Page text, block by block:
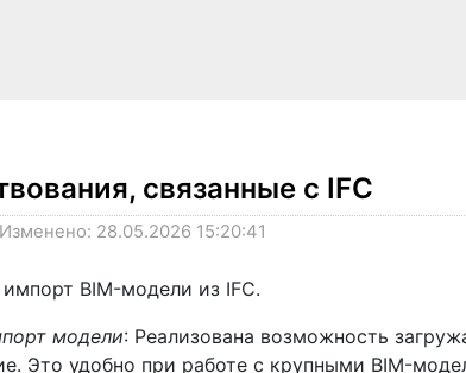
связанные с IFC
Изменено: 28.05.2026 15:20:41
BIM-модели из IFC.
модели: Реализована возможность
Это удобно при работе с крупными BIM-